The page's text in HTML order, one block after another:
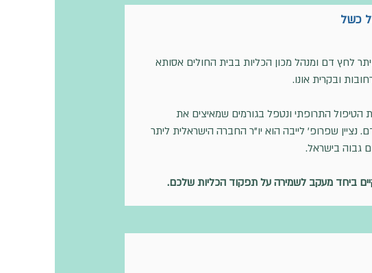
כשל
לחץ דם ומנהל מכון הכליות בבית החולים אסותא
ובקרית אונו.
התרופתי ונטפל בגורמים שמאיצים את
שפרופ' לייבה הוא יו"ר החברה הישראלית ליתר
גבוה בישראל.
ביחד מעקב לשמירה על תפקוד הכליות שלכם.